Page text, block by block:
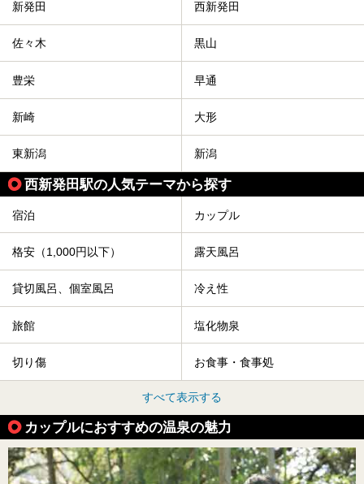
新発田 西新発田
佐々木 黒山
豊栄 早通
新崎 大形
東新潟 新潟
西新発田駅の人気テーマから探す
宿泊 カップル
格安（1,000円以下） 露天風呂
貸切風呂、個室風呂 冷え性
旅館 塩化物泉
切り傷 お食事・食事処
すべて表示する
カップルにおすすめの温泉の魅力